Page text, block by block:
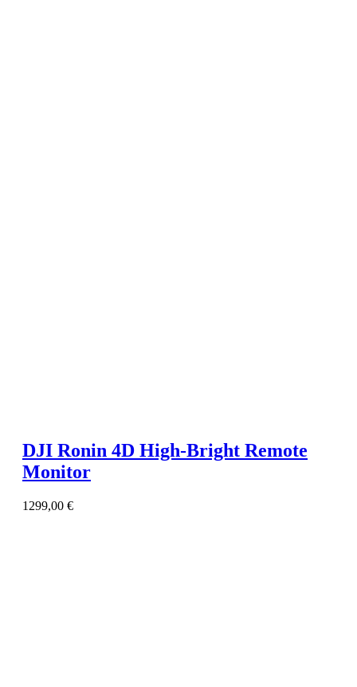
DJI Ronin 4D High-Bright Remote
Monitor
1299,00 €